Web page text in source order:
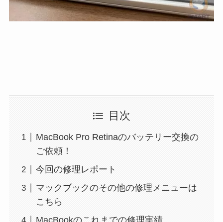
目次
MacBook Pro Retinaのバッテリー交換の
ご依頼！
今回の修理レポート
マックブックのその他の修理メニューは
こちら